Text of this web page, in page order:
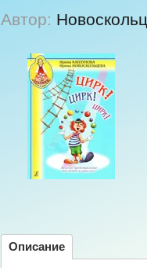
Автор:
Описание